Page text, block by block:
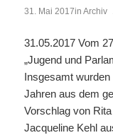
31. Mai 2017in Archiv
31.05.2017 Vom
„Jugend und
Insgesamt
Jahren aus dem
Vorschlag von
Jacqueline Kehl